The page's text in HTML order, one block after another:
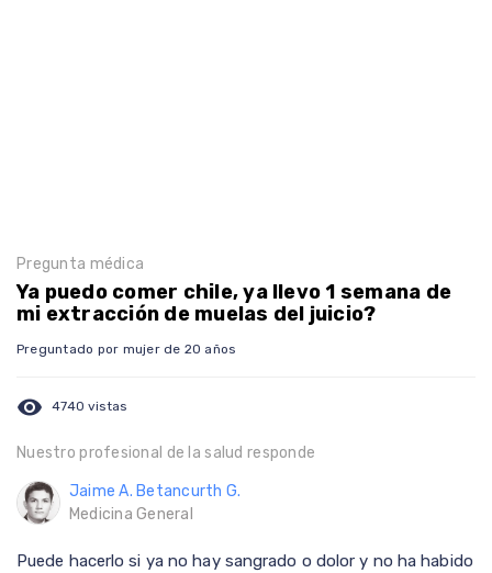
Pregunta médica
Ya puedo comer chile, ya llevo 1 semana de
mi extracción de muelas del juicio?
Preguntado por mujer de 20 años
visibility 4740 vistas
Nuestro profesional de la salud responde
Jaime A. Betancurth G.
Medicina General
Puede hacerlo si ya no hay sangrado o dolor y no ha habido